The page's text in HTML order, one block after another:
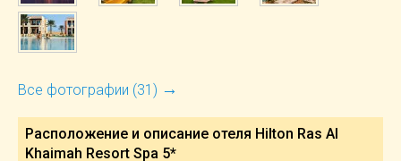
Все фотографии (31) →
Расположение и описание отеля Hilton Ras Al
Khaimah Resort Spa 5*